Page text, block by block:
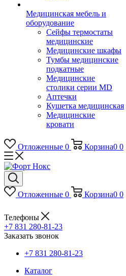
Медицинская мебель и
оборудование
Сейфы термостаты
медицинские
Медицинские шкафы
Тумбы медицинские
подкатные
Медицинские
столики серии MD
Аптечки
Кушетка медицинская
Медицинские
кровати
Отложенные 0 Корзина0 0
Отложенные 0 Корзина0 0
Телефоны
+7 831 280-81-23
Заказать звонок
+7 831 280-81-23
Каталог